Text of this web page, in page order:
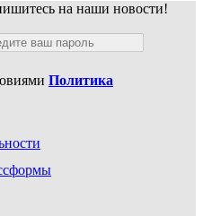
на наши новости!
Политика